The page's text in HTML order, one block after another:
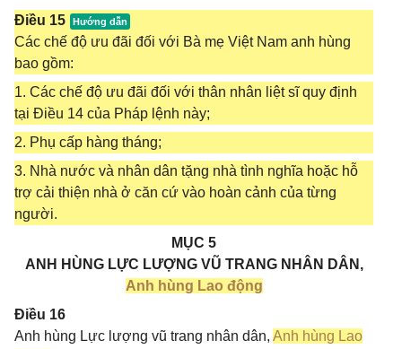
Điều 15
Các chế độ ưu đãi đối với Bà mẹ Việt Nam anh hùng
bao gồm:
1. Các chế độ ưu đãi đối với thân nhân liệt sĩ quy định
tại Điều 14 của Pháp lệnh này;
2. Phụ cấp hàng tháng;
3. Nhà nước và nhân dân tặng nhà tình nghĩa hoặc hỗ
trợ cải thiện nhà ở căn cứ vào hoàn cảnh của từng
người.
MỤC 5
ANH HÙNG LỰC LƯỢNG VŨ TRANG NHÂN DÂN,
Anh hùng Lao động
Điều 16
Anh hùng Lực lượng vũ trang nhân dân, Anh hùng Lao